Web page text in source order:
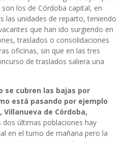
los de Córdoba capital, en
las unidades de reparto, teniendo
que han ido surgiendo en
traslados o consolidaciones
oficinas, sin que en las tres
de traslados saliera una
se cubren las bajas por
está pasando por ejemplo
Villanueva de Córdoba,
dos últimas poblaciones hay
en el turno de mañana pero la